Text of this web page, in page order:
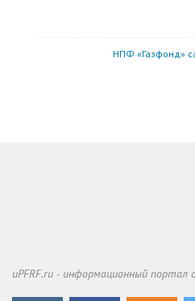
НПФ «Газфонд»
uPFRF.ru - информационный портал